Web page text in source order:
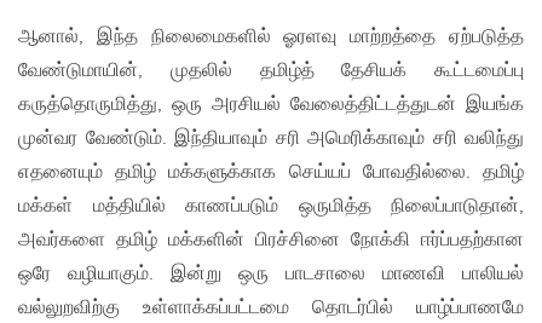
ஆனால், இந்த நிலைமைகளில் ஓரளவு மாற்றத்தை ஏற்படுத்த
வேண்டுமாயின், முதலில் தமிழ்த் தேசியக் கூட்டமைப்பு
கருத்தொருமித்து, ஒரு அரசியல் வேலைத்திட்டத்துடன் இயங்க
முன்வர வேண்டும். இந்தியாவும் சரி அமெரிக்காவும் சரி வலிந்து
எதனையும் தமிழ் மக்களுக்காக செய்யப் போவதில்லை. தமிழ்
மக்கள் மத்தியில் காணப்படும் ஒருமித்த நிலைப்பாடுதான்,
அவர்களை தமிழ் மக்களின் பிரச்சினை நோக்கி ஈர்ப்பதற்கான
ஒரே வழியாகும். இன்று ஒரு பாடசாலை மாணவி பாலியல்
வல்லுறவிற்கு உள்ளாக்கப்பட்டமை தொடர்பில் யாழ்ப்பாணமே